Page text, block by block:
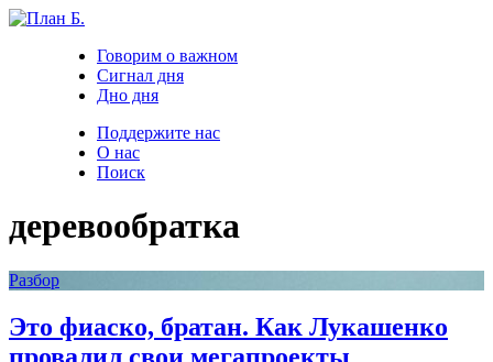
Говорим о важном
Сигнал дня
Дно дня
Поддержите нас
О нас
Поиск
деревообратка
Разбор
Это фиаско, братан. Как Лукашенко
провалил свои мегапроекты